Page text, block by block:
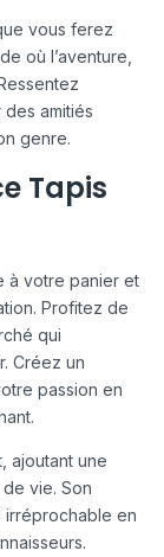
vous ferez
où l’aventure,
amitiés
genre.
Tapis
à votre panier et
Profitez de
qui
Créez un
passion en
ajoutant une
vie. Son
irréprochable en